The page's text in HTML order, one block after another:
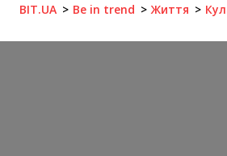
BIT.UA Be in trend Життя